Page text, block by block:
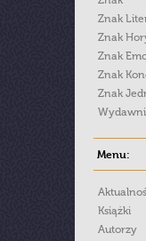
Znak
Znak
Znak
Znak
Znak
Menu:
Książki
Autorzy